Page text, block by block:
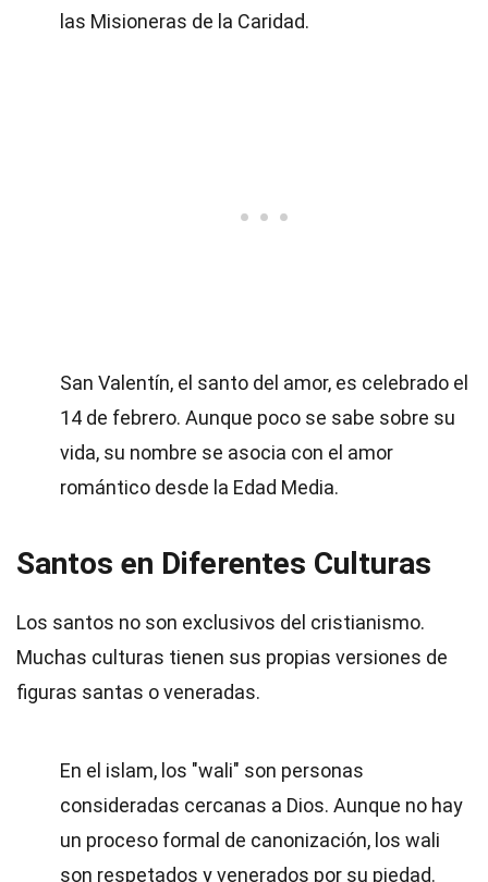
las Misioneras de la Caridad.
San Valentín, el santo del amor, es celebrado el
14 de febrero. Aunque poco se sabe sobre su
vida, su nombre se asocia con el amor
romántico desde la Edad Media.
Santos en Diferentes Culturas
Los santos no son exclusivos del cristianismo.
Muchas culturas tienen sus propias versiones de
figuras santas o veneradas.
En el islam, los "wali" son personas
consideradas cercanas a Dios. Aunque no hay
un proceso formal de canonización, los wali
son respetados y venerados por su piedad.